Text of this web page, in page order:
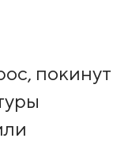
покинут